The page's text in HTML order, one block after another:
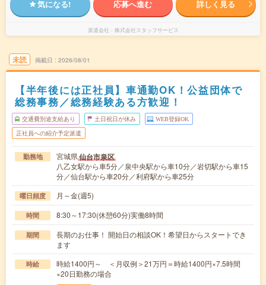
気になる! 応募へ進む 詳しく見る
派遣会社 株式会社スタッフサービス
未読 掲載日 2026/08/01
【半年後には正社員】車通勤OK！公益団体で
総務事務／総務経験ある方歓迎！
交通費別途支給あり 土日祝日が休み WEB登録OK
正社員への紹介予定派遣
勤務地 宮城県仙台市泉区
八乙女駅から車5分／泉中央駅から車10分／岩切駅から車15
分／仙台駅から車20分／利府駅から車25分
曜日頻度 月～金(週5)
時間 8:30～17:30(休憩60分)実働8時間
期間
長期のお仕事！ 開始日の相談OK！希望日からスタートでき
ます
時給
時給1400円～ ＜月収例＞21万円＝時給1400円×7.5時間
×20日勤務の場合